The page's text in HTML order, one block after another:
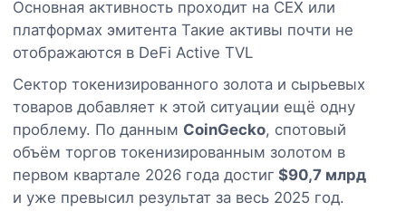
Основная активность проходит на CEX или
платформах эмитента Такие активы почти не
отображаются в DeFi Active TVL
Сектор токенизированного золота и сырьевых
товаров добавляет к этой ситуации ещё одну
проблему. По данным CoinGecko, спотовый
объём торгов токенизированным золотом в
первом квартале 2026 года достиг $90,7 млрд
и уже превысил результат за весь 2025 год.